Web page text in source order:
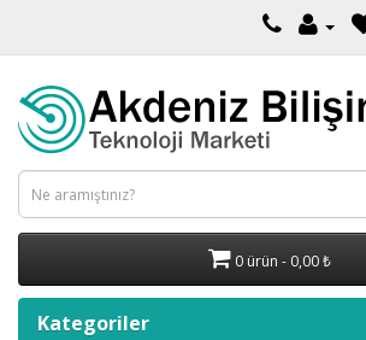
0 ürün - 0,00 ₺
Kategoriler